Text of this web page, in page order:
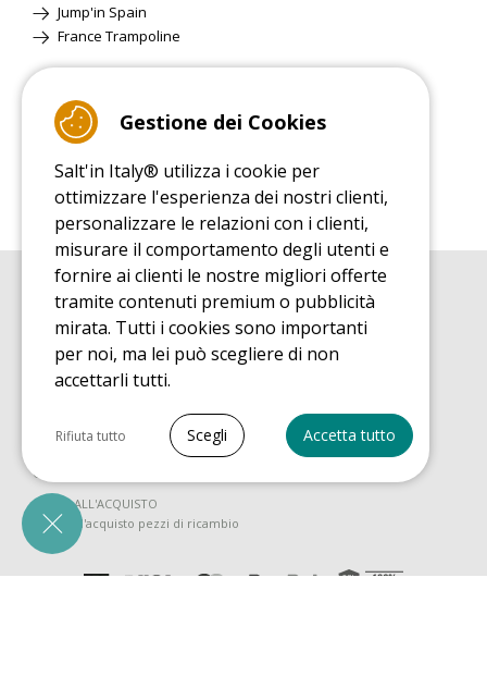
Jump'in Spain
France Trampoline
GUIDA ALL'ACQUISTO
Guida all'acquisito tappeti elastici
GUIDA ALL'INSTALLAZIONE
Guida al montaggio tappeto elastico da giardino
Guida alla manutenzione del vostro tappeto elastico
Guida all'utilizzo tappeto elastico da giardino
GUIDA ALL'ACQUISTO
Guida all'acquisto pezzi di ricambio
Gestione dei Cookies
Salt'in Italy® utilizza i cookie per
ottimizzare l'esperienza dei nostri clienti,
personalizzare le relazioni con i clienti,
misurare il comportamento degli utenti e
fornire ai clienti le nostre migliori offerte
tramite contenuti premium o pubblicità
mirata. Tutti i cookies sono importanti
per noi, ma lei può scegliere di non
accettarli tutti.
Seleziona tutto
Cookie necessari
PrestaShop
Necessario per far funzionare correttamente il
sito
Cookie di marketing
Rifiuta tutto Scegli Accetta tutto